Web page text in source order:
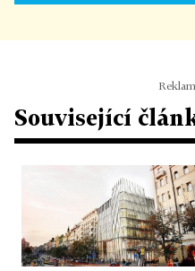
Související